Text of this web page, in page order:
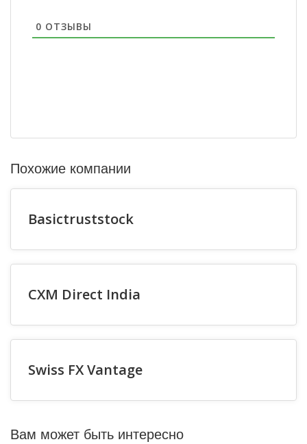
0 ОТЗЫВЫ
Похожие компании
Basictruststock
CXM Direct India
Swiss FX Vantage
Вам может быть интересно